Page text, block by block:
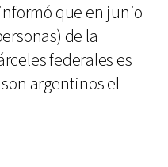
que en junio
de la
federales es
argentinos el